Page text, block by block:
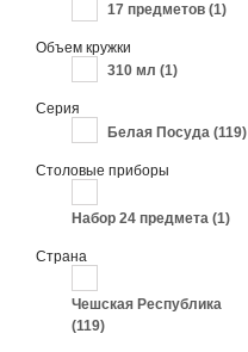
17 предметов (1)
Объем кружки
310 мл (1)
Серия
Белая Посуда (119)
Столовые приборы
Набор 24 предмета (1)
Страна
Чешская Республика
(119)